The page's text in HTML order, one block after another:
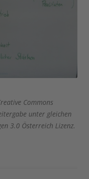
Commons
unter gleichen
3.0 Österreich Lizenz.